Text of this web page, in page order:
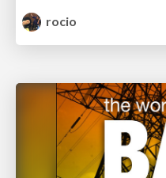
rocio